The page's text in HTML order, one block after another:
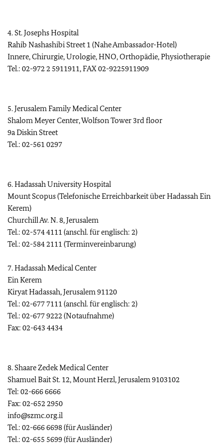
4. St. Josephs Hospital
Rahib Nashashibi Street 1 (Nahe Ambassador-Hotel)
Innere, Chirurgie, Urologie, HNO, Orthopädie, Physiotherapie
Tel.: 02-972 2 5911911, FAX 02-9225911909
5. Jerusalem Family Medical Center
Shalom Meyer Center, Wolfson Tower 3rd floor
9a Diskin Street
Tel.: 02-561 0297
6. Hadassah University Hospital
Mount Scopus (Telefonische Erreichbarkeit über Hadassah Ein
Kerem)
Churchill Av. N. 8, Jerusalem
Tel.: 02-574 4111 (anschl. für englisch: 2)
Tel.: 02-584 2111 (Terminvereinbarung)
7. Hadassah Medical Center
Ein Kerem
Kiryat Hadassah, Jerusalem 91120
Tel.: 02-677 7111 (anschl. für englisch: 2)
Tel.: 02-677 9222 (Notaufnahme)
Fax: 02-643 4434
8. Shaare Zedek Medical Center
Shamuel Bait St. 12, Mount Herzl, Jerusalem 9103102
Tel: 02-666 6666
Fax: 02-652 2950
info@szmc.org.il
Tel.: 02-666 6698 (für Ausländer)
Tel.: 02-655 5699 (für Ausländer)